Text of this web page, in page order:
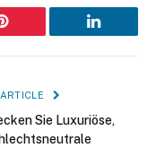
Pinterest LinkedIn
Sie Luxuriöse,